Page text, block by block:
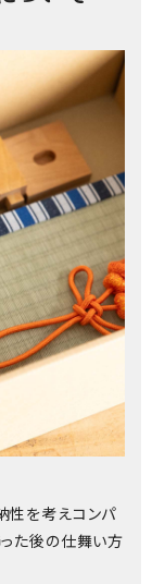
性を考えコンパ
た後の仕舞い方